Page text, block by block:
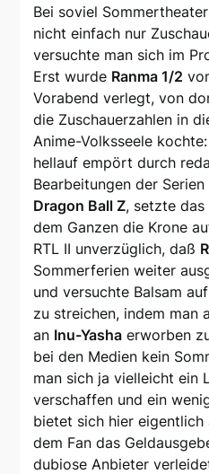
Bei soviel
nicht einfach nur
versuchte man sich im
Erst wurde Ranma 1/2
Vorabend verlegt, von
die Zuschauerzahlen in
Anime-Volksseele
hellauf empört durch
Bearbeitungen der Serien
Dragon Ball Z, setzte
dem Ganzen die Krone
RTL II unverzüglich, daß
Sommerferien weiter
und versuchte Balsam
zu streichen, indem man
an Inu-Yasha erworben
bei den Medien kein
man sich ja vielleicht ein
verschaffen und ein
bietet sich hier
dem Fan das
dubiose Anbieter